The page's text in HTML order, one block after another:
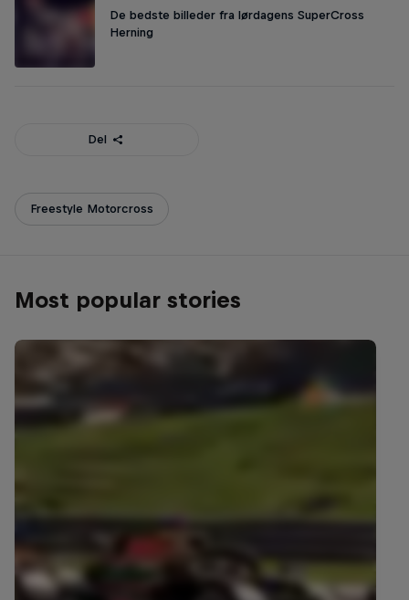
De bedste billeder fra lørdagens SuperCross
Herning
Del
Freestyle Motorcross
Most popular stories